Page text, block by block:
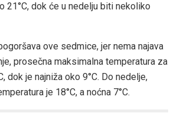
21°C, dok će u nedelju biti nekoliko
ove sedmice, jer nema najava
prosečna maksimalna temperatura za
dok je najniža oko 9°C. Do nedelje,
je 18°C, a noćna 7°C.